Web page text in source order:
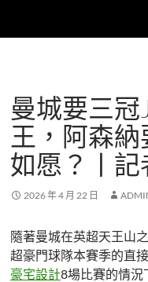
曼城要三
王，阿森
如愿？丨記
2026 年 4 月 22 日
隨著曼城在英超天王山
超豪門球隊本賽季的直
豪宅設計8場比賽的情況